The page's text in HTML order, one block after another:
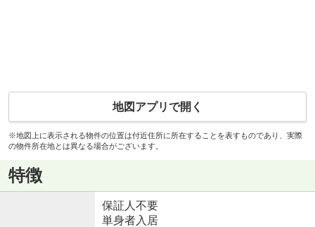
地図アプリで開く
※地図上に表示される物件の位置は付近住所に所在することを表すものであり、実際
の物件所在地とは異なる場合がございます。
特徴
保証人不要
単身者入居